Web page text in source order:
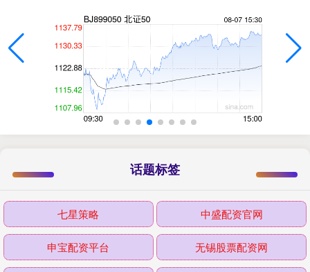
话题标签
七星策略 中盛配资官网
申宝配资平台 无锡股票配资网